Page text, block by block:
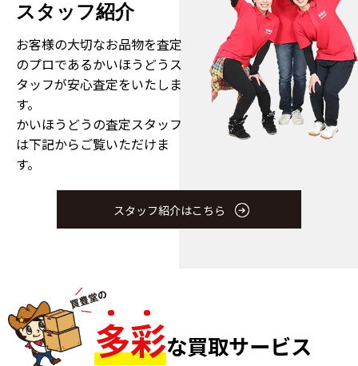
スタッフ紹介
お客様の大切なお品物を査定
のプロであるかいほうどうス
タッフが安心査定をいたしま
す。
かいほうどうの査定スタッフ
は下記からご覧いただけま
す。
スタッフ紹介はこちら
多彩な買取サービス